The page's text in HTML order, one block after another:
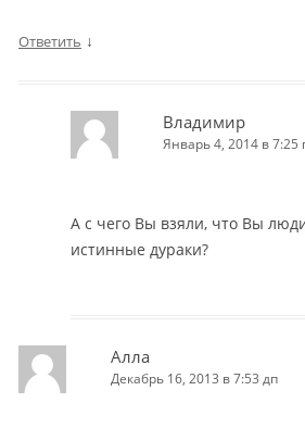
Ответить ↓
Владимир
Январь 4, 2014 в 7:25
А с чего Вы взяли, что Вы
истинные дураки?
Алла
Декабрь 16, 2013 в 7:53 дп